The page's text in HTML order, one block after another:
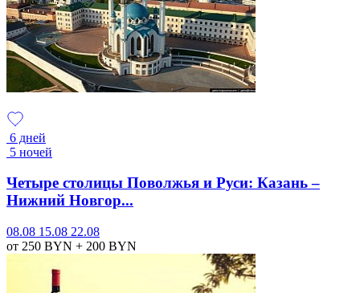
6 дней
5 ночей
Четыре столицы Поволжья и Руси: Казань –
Нижний Новгор...
08.08 15.08 22.08
от 250 BYN + 200 BYN